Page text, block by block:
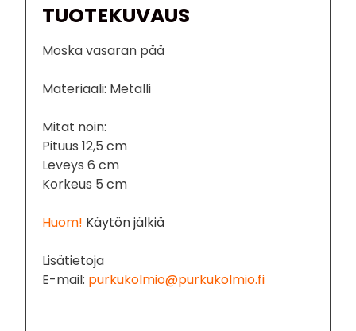
TUOTEKUVAUS
Moska vasaran pää
Materiaali: Metalli
Mitat noin:
Pituus 12,5 cm
Leveys 6 cm
Korkeus 5 cm
Huom! Käytön jälkiä
Lisätietoja
E-mail: purkukolmio@purkukolmio.fi